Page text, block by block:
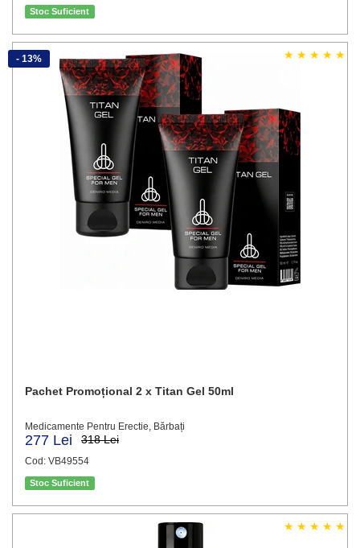
Stoc Suficient
Pachet Promoțional 2 x Titan Gel 50ml
Medicamente Pentru Erectie, Bărbați
277 Lei 318 Lei
Cod: VB49554
Stoc Suficient
- 13%